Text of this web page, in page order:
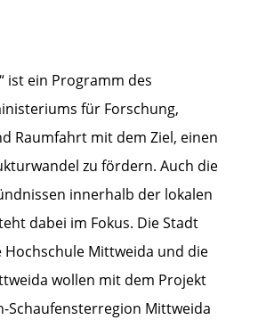
ist ein Programm des
für Forschung,
Raumfahrt mit dem Ziel, einen
zu fördern. Auch die
innerhalb der lokalen
dabei im Fokus. Die Stadt
Hochschule Mittweida und die
wollen mit dem Projekt
Schaufensterregion Mittweida